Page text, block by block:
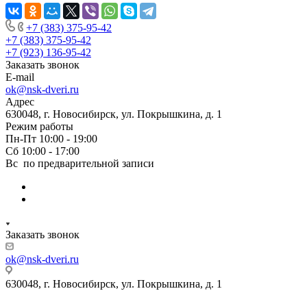
установили! Установщики сделали свою
работу очень аккуратно, после себя убрали
абсолютно всю строительную пыль и
оставили идеальный порядок.Спасибо вам!
+7 (383) 375-95-42
+7 (383) 375-95-42
+7 (923) 136-95-42
Заказать звонок
E-mail
ok@nsk-dveri.ru
Адрес
630048, г. Новосибирск, ул. Покрышкина, д. 1
Режим работы
Пн-Пт 10:00 - 19:00
Сб 10:00 - 17:00
Вс по предварительной записи
Заказать звонок
ok@nsk-dveri.ru
630048, г. Новосибирск, ул. Покрышкина, д. 1